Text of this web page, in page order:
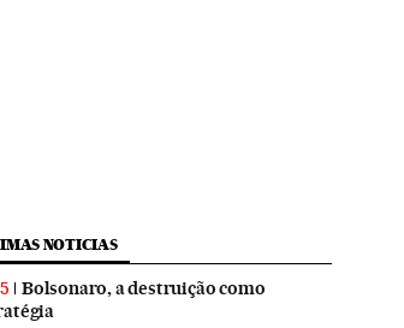
NOTICIAS
Bolsonaro, a destruição como